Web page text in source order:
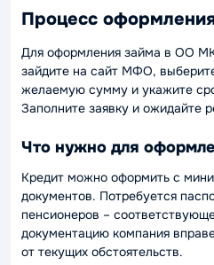
Процесс
Для оформления займа в ОО
зайдите на сайт МФО,
желаемую сумму и укажите
Заполните заявку и ожидайте
Что нужно для
Кредит можно оформить с
документов. Потребуется
пенсионеров –
документацию компания
от текущих обстоятельств.